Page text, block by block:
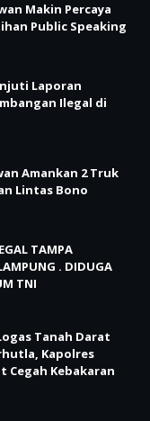
Makin Percaya
Public Speaking
Laporan
Ilegal di
Amankan 2 Truk
Lintas Bono
TAMPA
. DIDUGA
TNI
Tanah Darat
Kapolres
Cegah Kebakaran